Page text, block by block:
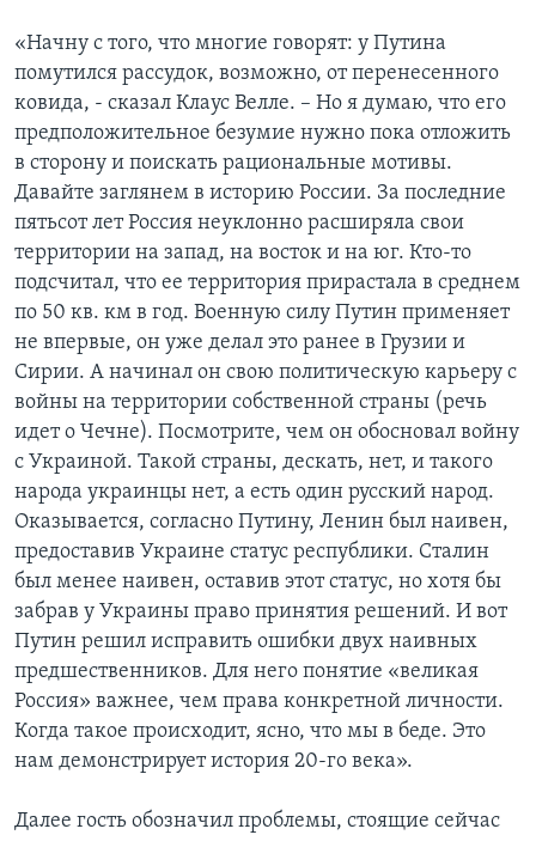
«Начну с того, что многие говорят: у Путина
помутился рассудок, возможно, от перенесенного
ковида, - сказал Клаус Велле. – Но я думаю, что его
предположительное безумие нужно пока отложить
в сторону и поискать рациональные мотивы.
Давайте заглянем в историю России. За последние
пятьсот лет Россия неуклонно расширяла свои
территории на запад, на восток и на юг. Кто-то
подсчитал, что ее территория прирастала в среднем
по 50 кв. км в год. Военную силу Путин применяет
не впервые, он уже делал это ранее в Грузии и
Сирии. А начинал он свою политическую карьеру с
войны на территории собственной страны (речь
идет о Чечне). Посмотрите, чем он обосновал войну
с Украиной. Такой страны, дескать, нет, и такого
народа украинцы нет, а есть один русский народ.
Оказывается, согласно Путину, Ленин был наивен,
предоставив Украине статус республики. Сталин
был менее наивен, оставив этот статус, но хотя бы
забрав у Украины право принятия решений. И вот
Путин решил исправить ошибки двух наивных
предшественников. Для него понятие «великая
Россия» важнее, чем права конкретной личности.
Когда такое происходит, ясно, что мы в беде. Это
нам демонстрирует история 20-го века».
Далее гость обозначил проблемы, стоящие сейчас